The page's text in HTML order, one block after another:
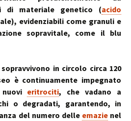
di materiale genetico (acido
evidenziabili come granuli e
sopravitale, come il blu
in circolo circa 120
è continuamente impegnato
eritrociti, che vadano a
o degradati, garantendo, in
del numero delle emazienel